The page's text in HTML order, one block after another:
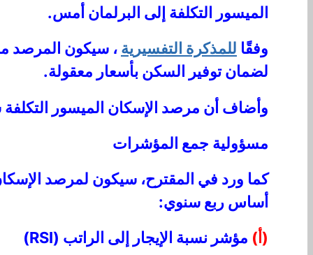
الميسور التكلفة إلى البرلمان أمس.
وفقًا للمذكرة التفسيرية ، سيكون المرصد
لضمان توفير السكن بأسعار معقولة.
وأضاف أن مرصد الإسكان الميسور التكلفة
مسؤولية جمع المؤشرات
كما ورد في المقترح، سيكون لمرصد
أساس ربع سنوي:
(أ) مؤشر نسبة الإيجار إلى الراتب (RSI)